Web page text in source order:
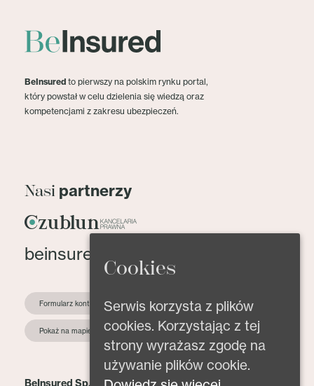
BeInsured to pierwszy na polskim rynku portal,
który powstał w celu dzielenia się wiedzą oraz
kompetencjami z zakresu ubezpieczeń.
Nasi partnerzy
beinsured@beinsured.pl
Formularz kontaktowy
Pokaż na mapie
BeInsured Sp. z o.o.
Cookies
Serwis korzysta z plików
cookies. Korzystając z tej
strony wyrażasz zgodę na
używanie plików cookie.